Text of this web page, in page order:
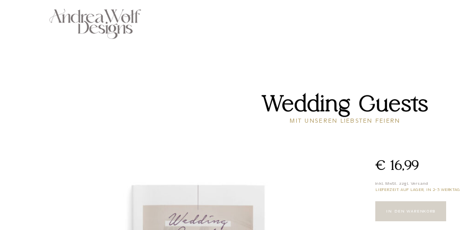
Wedding Guests
MIT UNSEREN LIEBSTEN FEIERN
€ 16,99
inkl.MwSt. zzgl.Versand
LIEFERZEIT: AUF LAGER, IN 2-3
IN DEN WARENKORB
€